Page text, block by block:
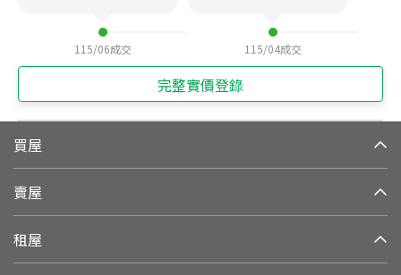
115/06成交 115/04成交
完整實價登錄
買屋
賣屋
租屋